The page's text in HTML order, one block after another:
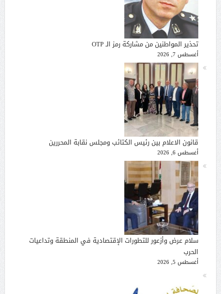
تحذير المواطنين من مشاركة رمز الـ OTP
أغسطس 7, 2026
قانون الاعلام بين رئيس الكتائب ومجلس نقابة المحررين
أغسطس 6, 2026
سلام عرض وأزعور للتطورات الإقتصادية في المنطقة وتداعيات
الحرب
أغسطس 5, 2026